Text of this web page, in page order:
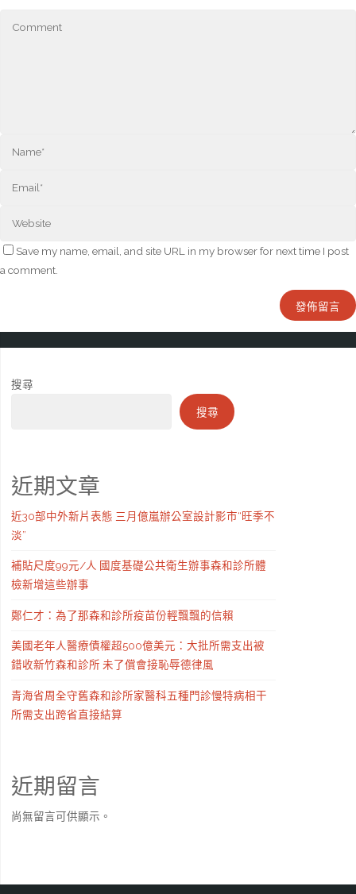
Save my name, email, and site URL in my browser for next time I post
a comment.
搜尋
搜尋
近期文章
近30部中外新片表態 三月億嵐辦公室設計影市“旺季不
淡”
補貼尺度99元/人 國度基礎公共衛生辦事森和診所體
檢新增這些辦事
鄭仁才：為了那森和診所疫苗份輕飄飄的信賴
美國老年人醫療債權超500億美元：大批所需支出被
錯收新竹森和診所 未了償會接恥辱德律風
青海省周全守舊森和診所家醫科五種門診慢特病相干
所需支出跨省直接結算
近期留言
尚無留言可供顯示。